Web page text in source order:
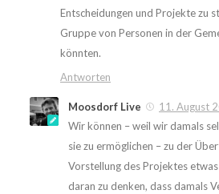
Entscheidungen und Projekte zu
Gruppe von Personen in der
könnten.
Antworten
Moosdorf Live
11. August
Wir können – weil wir damals
sie zu ermöglichen – zu der
Vorstellung des Projektes
daran zu denken, dass damals